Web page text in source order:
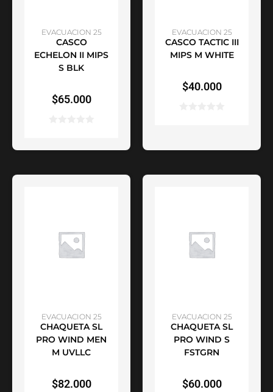
AÑADIR AL CARRITO
EVACUACION 25
CASCO
ECHELON II MIPS
S BLK
$65.000
AÑADIR AL CARRITO
EVACUACION 25
CASCO TACTIC III
MIPS M WHITE
$40.000
AÑADIR AL CARRITO
EVACUACION 25
CHAQUETA SL
PRO WIND MEN
M UVLLC
$82.000
AÑADIR AL CARRITO
EVACUACION 25
CHAQUETA SL
PRO WIND S
FSTGRN
$60.000